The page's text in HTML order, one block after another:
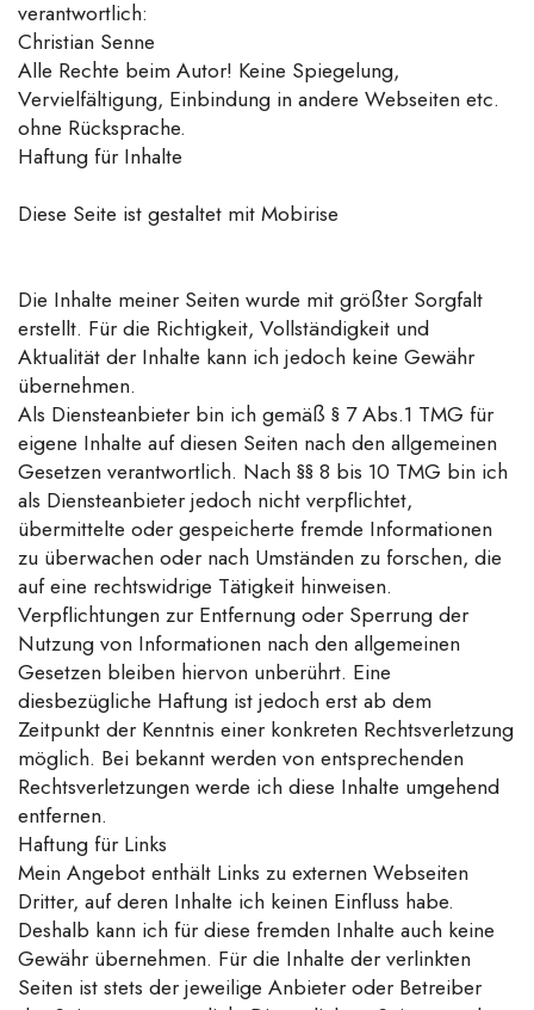
verantwortlich:
Christian Senne
Alle Rechte beim Autor! Keine Spiegelung,
Vervielfältigung, Einbindung in andere Webseiten etc.
ohne Rücksprache.
Haftung für Inhalte
Diese Seite ist gestaltet mit Mobirise
Die Inhalte meiner Seiten wurde mit größter Sorgfalt
erstellt. Für die Richtigkeit, Vollständigkeit und
Aktualität der Inhalte kann ich jedoch keine Gewähr
übernehmen.
Als Diensteanbieter bin ich gemäß § 7 Abs.1 TMG für
eigene Inhalte auf diesen Seiten nach den allgemeinen
Gesetzen verantwortlich. Nach §§ 8 bis 10 TMG bin ich
als Diensteanbieter jedoch nicht verpflichtet,
übermittelte oder gespeicherte fremde Informationen
zu überwachen oder nach Umständen zu forschen, die
auf eine rechtswidrige Tätigkeit hinweisen.
Verpflichtungen zur Entfernung oder Sperrung der
Nutzung von Informationen nach den allgemeinen
Gesetzen bleiben hiervon unberührt. Eine
diesbezügliche Haftung ist jedoch erst ab dem
Zeitpunkt der Kenntnis einer konkreten Rechtsverletzung
möglich. Bei bekannt werden von entsprechenden
Rechtsverletzungen werde ich diese Inhalte umgehend
entfernen.
Haftung für Links
Mein Angebot enthält Links zu externen Webseiten
Dritter, auf deren Inhalte ich keinen Einfluss habe.
Deshalb kann ich für diese fremden Inhalte auch keine
Gewähr übernehmen. Für die Inhalte der verlinkten
Seiten ist stets der jeweilige Anbieter oder Betreiber